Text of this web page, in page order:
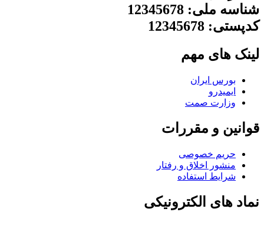
شناسه ملی: 12345678
کدپستی: 12345678
لینک های مهم
بورس ایران
ایمیدرو
وزارت صمت
قوانین و مقررات
حریم خصوصی
منشور اخلاق و رفتار
شرایط استفاده
نماد های الکترونیکی